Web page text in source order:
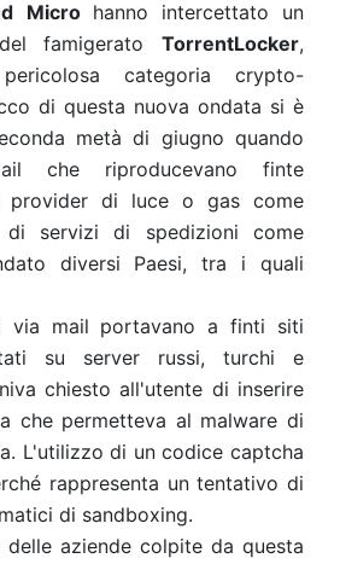
Micro hanno intercettato un
famigerato TorrentLocker,
categoria crypto-
di questa nuova ondata si è
metà di giugno quando
che riproducevano finte
provider di luce o gas come
servizi di spedizioni come
diversi Paesi, tra i quali
via mail portavano a finti siti
su server russi, turchi e
chiesto all'utente di inserire
che permetteva al malware di
L'utilizzo di un codice captcha
rappresenta un tentativo di
di sandboxing.
aziende colpite da questa